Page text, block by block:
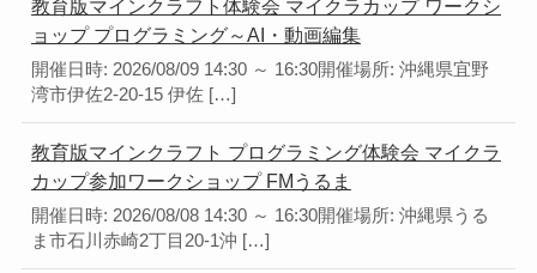
教育版マインクラフト体験会 マイクラカップ ワークシ
ョップ プログラミング～AI・動画編集
開催日時: 2026/08/09 14:30 ～ 16:30開催場所: 沖縄県宜野
湾市伊佐2-20-15 伊佐 […]
教育版マインクラフト プログラミング体験会 マイクラ
カップ参加ワークショップ FMうるま
開催日時: 2026/08/08 14:30 ～ 16:30開催場所: 沖縄県うる
ま市石川赤崎2丁目20-1沖 […]